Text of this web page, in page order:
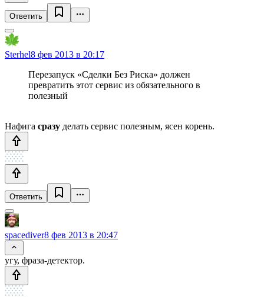
Ответить
Sterhel8 фев 2013 в 20:17
Перезапуск «Сделки Без Риска» должен
превратить этот сервис из обязательного в
полезный
Нафига сразу делать сервис полезным, ясен корень.
Ответить
spacediver8 фев 2013 в 20:47
угу, фраза-детектор.